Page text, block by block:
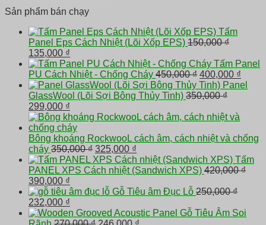
Sản phẩm bán chạy
Tấm
Panel Eps Cách Nhiệt (Lõi Xốp EPS) 150,000₫
Giá
gốc
là:
150,000 ₫.
135,000 ₫
hiện
tại
là:
135,000 ₫.
Tấm Panel
PU Cách Nhiệt - Chống Cháy 450,000₫ Giá
gốc
là:
400,000 ₫
hiện
Panel
GlassWool (Lõi Sợi Bông Thủy Tinh) 350,000₫
Giá
gốc
là:
350,000 ₫.
299,000 ₫
hiện
tại
là:
299,000 ₫.
Bông khoáng RockwooL cách âm, cách nhiệt và chống
cháy 350,000₫ Giá
gốc
là:
325,000 ₫
hiện
tại
325,000 ₫.
Tấm
PANEL XPS Cách nhiệt (Sandwich XPS) 420,000₫
Giá
gốc
là:
420,000 ₫.
390,000 ₫
hiện
là:
Gỗ Tiêu âm Đục Lỗ 250,000₫
Giá
gốc
232,000 ₫
hiện
Gỗ Tiêu Âm Soi